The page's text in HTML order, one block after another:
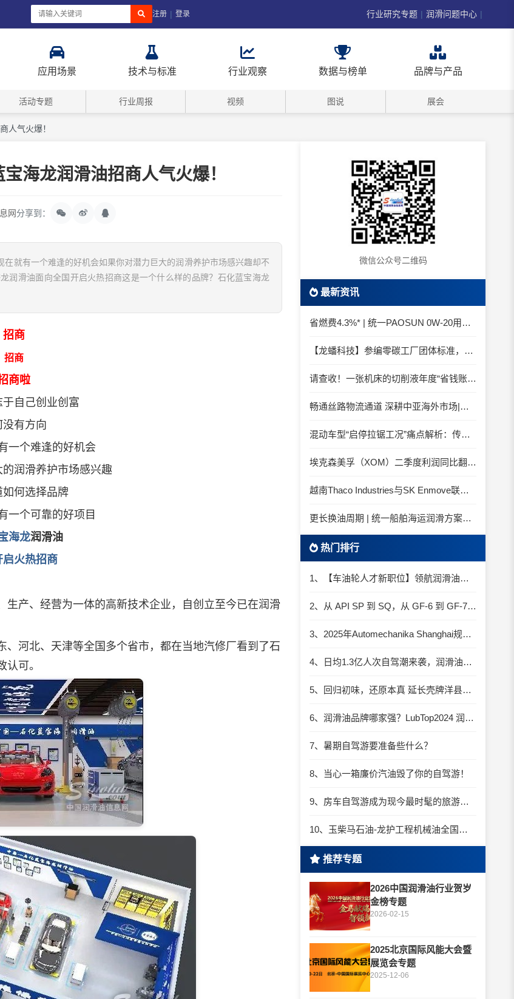
注册 | 登录 行业研究专题 | 润滑问题中心 |
应用场景 技术与标准 行业观察 数据与榜单 品牌与产品
活动专题 行业周报 视频 图说 展会
人气火爆！
海龙润滑油招商人气火爆！
网分享到：
就有一个难逢的好机会如果你对潜力巨大的润滑养护市场感兴趣却不
润滑油面向全国开启火热招商这是一个什么样的品牌？石化蓝宝海龙
招商
招商
商啦
自己创业创富
没有方向
一个难逢的好机会
润滑养护市场感兴趣
如何选择品牌
一个可靠的好项目
海龙润滑油
火热招商
生产、经营为一体的高新技术企业，自创立至今已在润滑
河北、天津等全国多个省市，都在当地汽修厂看到了石
可。
微信公众号二维码
最新资讯
省燃费4.3%* | 统一PAOSUN 0W-20用认证和标准说话
【龙蟠科技】参编零碳工厂团体标准，龙蟠科技以绿色智造锚定零碳未来
请查收！一张机床的切削液年度“省钱账单”
畅通丝路物流通道 深耕中亚海外市场|中国石化SINOPEC润滑油北京-阿拉木图图定班列顺利抵达
混动车型“启停拉锯工况”痛点解析：传统机油为何频繁出现油泥堆积？
埃克森美孚（XOM）二季度利润同比翻倍 创2022年以来新高
越南Thaco Industries与SK Enmove联手合作润滑油
更长换油周期 | 统一船舶海运润滑方案与你并肩征服海况运维考验
热门排行
1、【车油轮人才新职位】领航润滑油优质职位招聘
2、从 API SP 到 SQ，从 GF-6 到 GF-7：润滑油技术壁垒再升高，你准备好了吗？
3、2025年Automechanika Shanghai规模再度扩大：首次启用国家会展中心（上海）全部15个展馆
4、日均1.3亿人次自驾潮来袭，润滑油行业解锁增长新密码​
5、回归初味，还原本真 延长壳牌洋县踏春自驾游
6、润滑油品牌哪家强？LubTop2024 润滑油总评榜荣耀张榜
7、暑期自驾游要准备些什么？
8、当心一箱廉价汽油毁了你的自驾游！
9、房车自驾游成为现今最时髦的旅游方式
10、玉柴马石油-龙护工程机械油全国招商丨卓越的品质，专业的品牌！
推荐专题
2026中国润滑油行业贺岁
金榜专题
2026-02-15
2025北京国际风能大会暨
展览会专题
2025-12-06